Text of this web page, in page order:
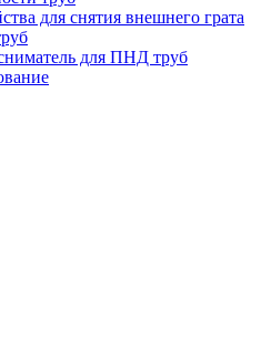
для снятия внешнего грата
для ПНД труб